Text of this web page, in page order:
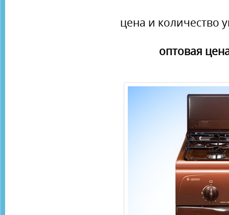
цена и количество
оптовая